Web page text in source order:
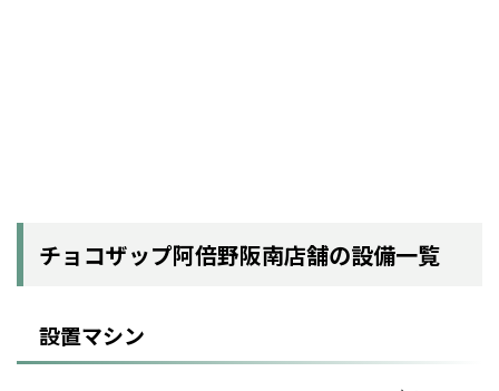
チョコザップ阿倍野阪南店舗の設備一覧
設置マシン